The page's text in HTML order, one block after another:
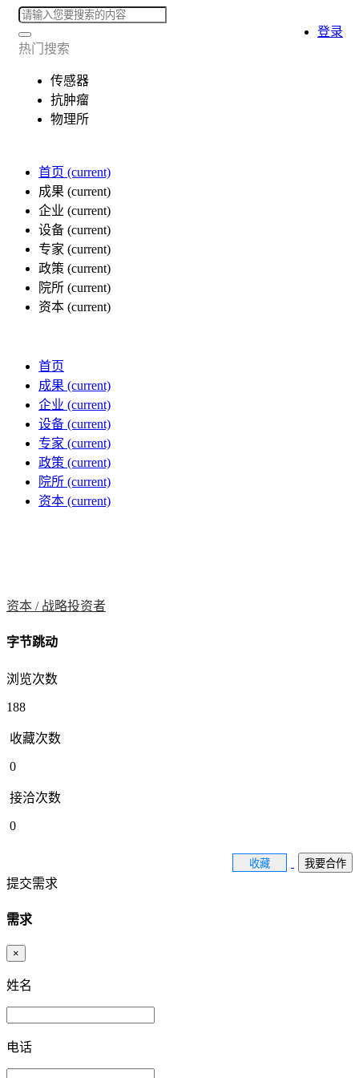
热门搜索
传感器
抗肿瘤
物理所
首页 (current)
成果 (current)
企业 (current)
设备 (current)
专家 (current)
政策 (current)
院所 (current)
资本 (current)
登录
首页
成果 (current)
企业 (current)
设备 (current)
专家 (current)
政策 (current)
院所 (current)
资本 (current)
资本 / 战略投资者
字节跳动
浏览次数
188
收藏次数
0
接洽次数
0
收藏 我要合作
提交需求
需求
×
姓名
电话